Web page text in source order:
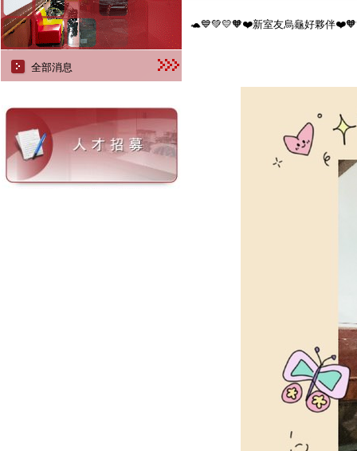
全部消息
🐢💙💚💛🧡❤️新室友烏龜好夥伴